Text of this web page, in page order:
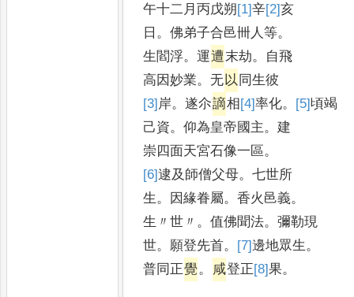
午十二月丙戊朔[1]辛[2]亥
日 。佛弟子合邑卌人等。
生閻浮。運遭末劫。
自飛
高因妙業。无 以 同生彼
[3]岸。遂尒謫相[4]率化。 [5]頃竭
己資。仰為皇帝國主。建
崇四面天宮石像一區。
[6]逮及師僧父母。七世所
生 。 因緣眷屬。香火邑義。
生〃世〃 。值佛聞法。彌勒現
世。 願登先首。 [7]邊地眾生 。
普同正覺。 咸登正[8]果。